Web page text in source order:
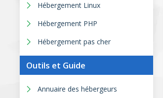
Hébergement Linux
Hébergement PHP
Hébergement pas cher
Outils et Guide
Annuaire des hébergeurs